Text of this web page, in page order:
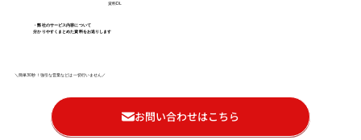
資料DL
・弊社のサービス内容について
分かりやすくまとめた資料をお送りします
＼簡単30秒！強引な営業などは一切行いません／
お問い合わせはこちら